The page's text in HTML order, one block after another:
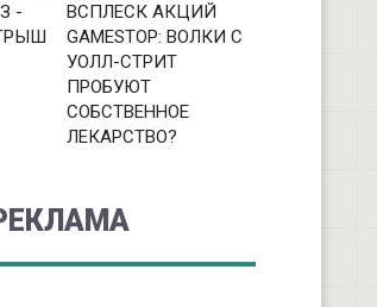
-
ВСПЛЕСК АКЦИЙ
GAMESTOP: ВОЛКИ С
УОЛЛ-СТРИТ
ПРОБУЮТ
СОБСТВЕННОЕ
ЛЕКАРСТВО?